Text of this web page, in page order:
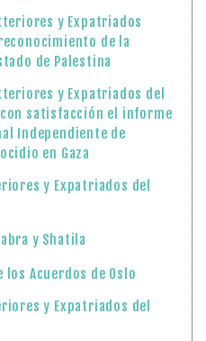
y Expatriados
de la
de Palestina
y Expatriados del
con satisfacción el informe
Independiente de
en Gaza
y Expatriados del
y Shatila
Acuerdos de Oslo
y Expatriados del